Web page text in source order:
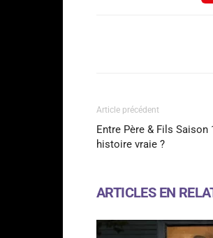
Article précédent
Entre Père & Fils Saison
histoire vraie ?
ARTICLES EN